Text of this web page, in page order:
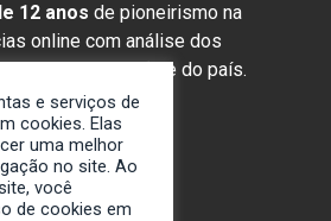
12 anos de pioneirismo na
online com análise dos
da região e do país.
e serviços de
cookies. Elas
uma melhor
no site. Ao
você
de cookies em